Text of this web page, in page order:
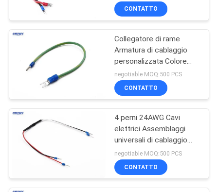
Connettore di cavo
di IDC
Collegamento DIP
CONTATTO
Collegatore di rame
Armatura di cablaggio
personalizzata Colore
verde / giallo Con
terminale a spata
negotiable MOQ:500 PCS
CONTATTO
4 perni 24AWG Cavi
elettrici Assemblaggi
universali di cablaggio
automobilistico
negotiable MOQ:500 PCS
CONTATTO